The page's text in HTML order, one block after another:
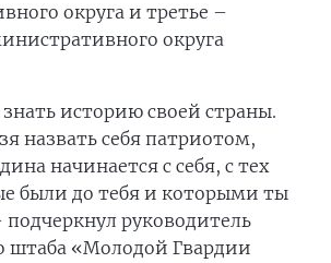
округа и третье –
округа
историю своей страны.
назвать себя патриотом,
начинается с себя, с тех
были до тебя и которыми ты
руководитель
штаба «Молодой Гвардии